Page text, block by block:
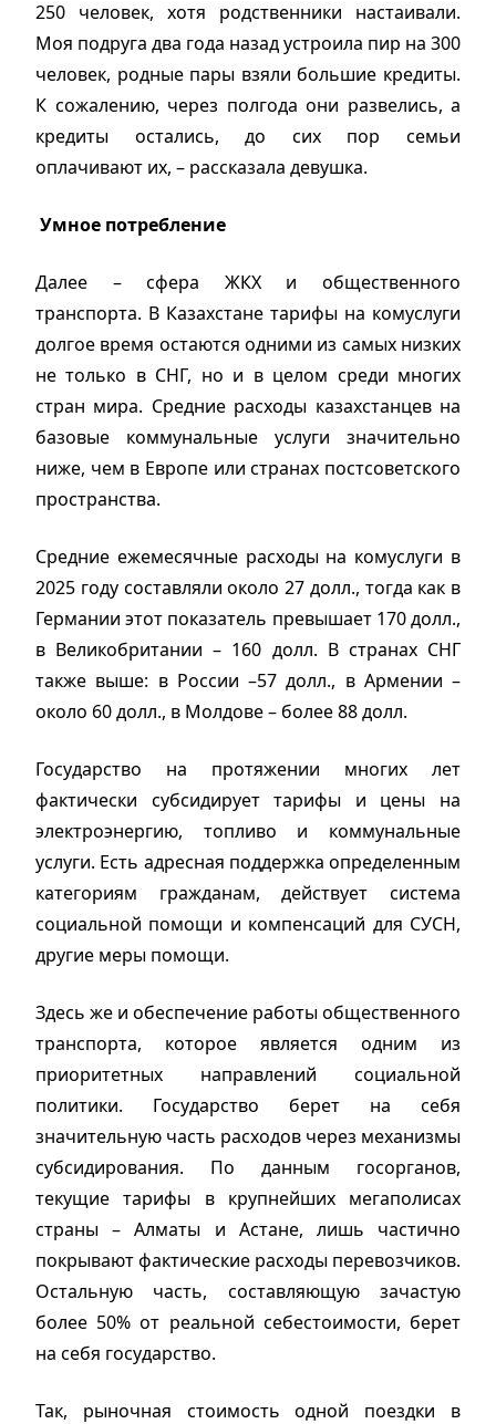
250 человек, хотя родственники настаивали.
Моя подруга два года назад устроила пир на 300
человек, родные пары взяли большие кредиты.
К сожалению, через полгода они развелись, а
кредиты остались, до сих пор семьи
оплачивают их, – рассказала девушка.
Умное потребление
Далее – сфера ЖКХ и общественного
транспорта. В Казахстане тарифы на комуслуги
долгое время остаются одними из самых низких
не только в СНГ, но и в целом среди многих
стран мира. Средние расходы казахстанцев на
базовые коммунальные услуги значительно
ниже, чем в Европе или странах постсоветского
пространства.
Средние ежемесячные расходы на комуслуги в
2025 году составляли около 27 долл., тогда как в
Германии этот показатель превышает 170 долл.,
в Великобритании – 160 долл. В странах СНГ
также выше: в России –57 долл., в Армении –
около 60 долл., в Молдове – более 88 долл.
Государство на протяжении многих лет
фактически субсидирует тарифы и цены на
электроэнергию, топливо и коммунальные
услуги. Есть адресная поддержка определенным
категориям гражданам, действует система
социальной помощи и компенсаций для СУСН,
другие меры помощи.
Здесь же и обеспечение работы общественного
транспорта, которое является одним из
приоритетных направлений социальной
политики. Государство берет на себя
значительную часть расходов через механизмы
субсидирования. По данным госорганов,
текущие тарифы в крупнейших мегаполисах
страны – Алматы и Астане, лишь частично
покрывают фактические расходы перевозчиков.
Остальную часть, составляющую зачастую
более 50% от реальной себестоимости, берет
на себя государство.
Так, рыночная стоимость одной поездки в